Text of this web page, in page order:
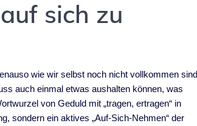
sich zu
wie wir selbst noch nicht vollkommen
auch einmal etwas aushalten können, was
von Geduld mit „tragen, ertragen“ in
sondern ein aktives „Auf-Sich-Nehmen“ der